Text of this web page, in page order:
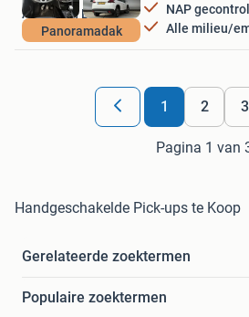
Panoramadak
NAP
Alle milieu/
Autobaan B.V.
Lelystad
1 2 3
Pagina 1 van
Handgeschakelde Pick-ups te Koop
Gerelateerde zoektermen
Populaire zoektermen